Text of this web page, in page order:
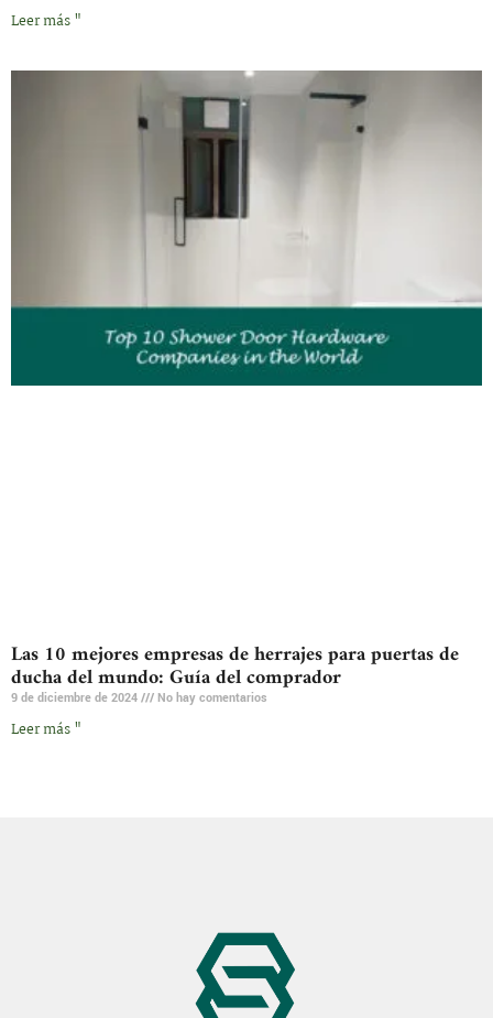
Leer más "
Las 10 mejores empresas de herrajes para puertas de
ducha del mundo: Guía del comprador
9 de diciembre de 2024 No hay comentarios
Leer más "